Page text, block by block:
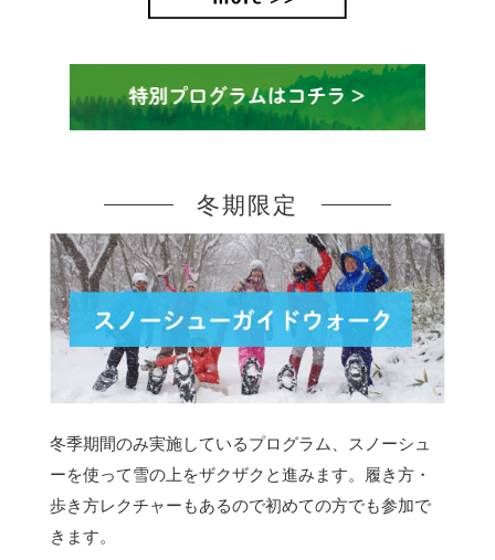
冬期限定
冬季期間のみ実施しているプログラム、スノーシュ
ーを使って雪の上をザクザクと進みます。
履き方・
歩き方レクチャーもあるので初めての方でも参加で
きます。